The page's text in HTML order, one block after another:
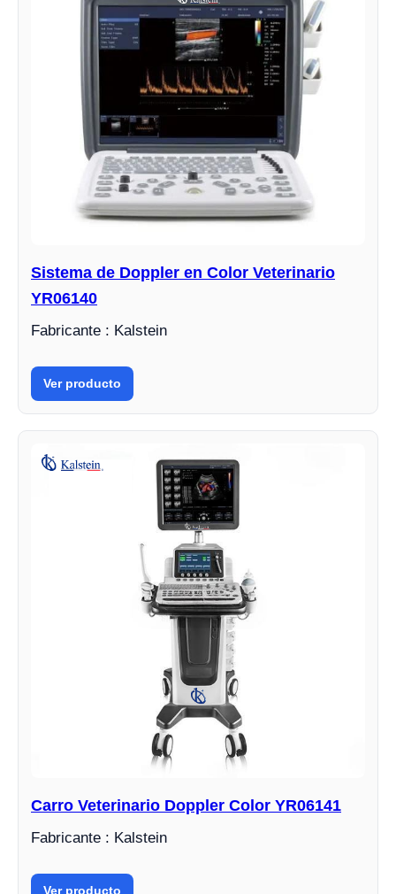
Sistema de Doppler en Color Veterinario
YR06140
Fabricante : Kalstein
Ver producto
Carro Veterinario Doppler Color YR06141
Fabricante : Kalstein
Ver producto